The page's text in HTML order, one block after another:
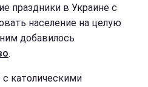
праздники в Украине с
население на целую
добавилось
.
с католическими